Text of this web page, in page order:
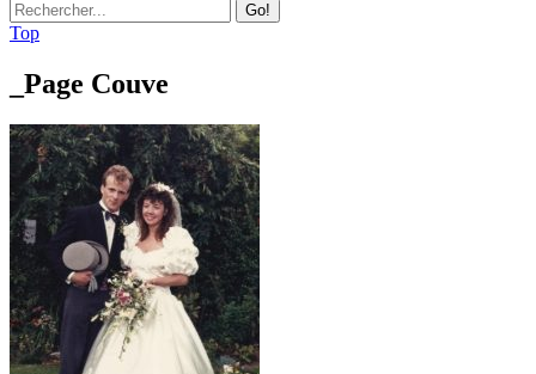
Go!
Top
_Page Couve